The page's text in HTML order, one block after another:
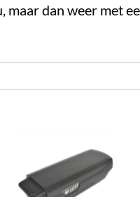
dan weer met